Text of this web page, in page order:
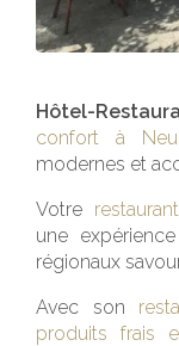
Hôtel-
confort à
modernes et
Votre
une
régionaux
Avec son
produits frais